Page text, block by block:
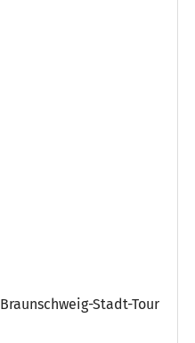
Braunschweig-Stadt-Tour